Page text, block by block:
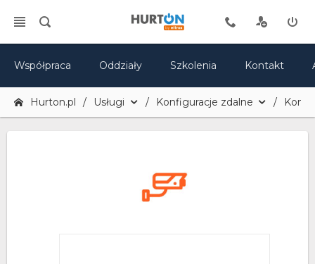
Współpraca Oddziały Szkolenia Kontakt
Hurton.pl Usługi Konfiguracje zdalne